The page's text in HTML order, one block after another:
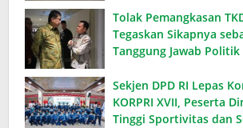
Tolak Pemangkasan
Tegaskan Sikapnya
Tanggung Jawab Politik
Sekjen DPD RI Lepas
KORPRI XVII, Peserta
Tinggi Sportivitas dan